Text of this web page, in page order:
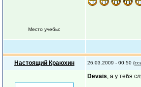
Место учебы:
Настоящий Краюхин 26.03.2009 - 00:50 (
Devais, а у тебя